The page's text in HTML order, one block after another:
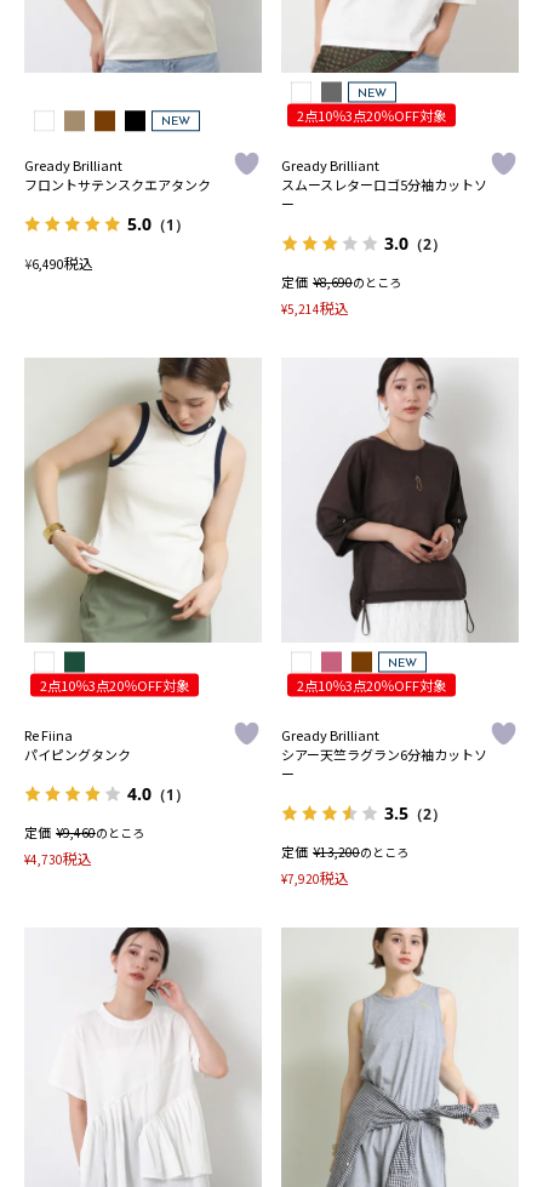
NEW
Gready Brilliant
フロントサテンスクエアタンク
5.0 （1）
¥6,490税込
NEW
2点10％3点20％OFF対象
Gready Brilliant
スムースレターロゴ5分袖カットソ
ー
3.0 （2）
定価 ¥8,690のところ
¥5,214税込
2点10％3点20％OFF対象
Re Fiina
パイピングタンク
4.0 （1）
定価 ¥9,460のところ
¥4,730税込
NEW
2点10％3点20％OFF対象
Gready Brilliant
シアー天竺ラグラン6分袖カットソ
ー
3.5 （2）
定価 ¥13,200のところ
¥7,920税込